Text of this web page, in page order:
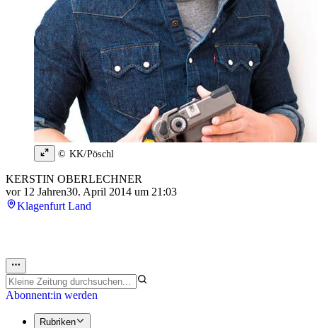
© KK/Pöschl
KERSTIN OBERLECHNER
vor 12 Jahren30. April 2014 um 21:03
Klagenfurt Land
Abonnent:in werden
Rubriken